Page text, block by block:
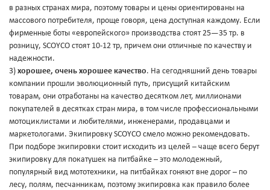
в разных странах мира, поэтому товары и цены ориентированы на
массового потребителя, проще говоря, цена доступная каждому. Если
фирменные боты «европейского» производства стоят 25—35 тр. в
розницу, SCOYCO стоят 10-12 тр, причем они отличные по качеству и
надежности.
3) хорошее, очень хорошее качество. На сегодняшний день товары
компании прошли эволюционный путь, присущий китайским
товарам, они отработаны на качество десятком лет, миллионами
покупателей в десятках стран мира, в том числе профессиональными
мотоциклистами и любителями, инженерами, продавцами и
маркетологами. Экипировку SCOYCO смело можно рекомендовать.
При подборе экипировки стоит исходить из целей – чаще всего берут
экипировку для покатушек на питбайке – это молодежный,
популярный вид мототехники, на питбайках гоняют вне дорог – по
лесу, полям, песчанникам, поэтому экипировка как правило более